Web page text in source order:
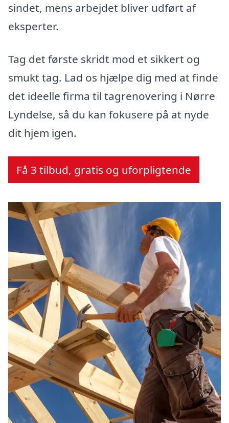
sindet, mens arbejdet bliver udført af
eksperter.
Tag det første skridt mod et sikkert og
smukt tag. Lad os hjælpe dig med at finde
det ideelle firma til tagrenovering i Nørre
Lyndelse, så du kan fokusere på at nyde
dit hjem igen.
Få 3 tilbud, gratis og uforpligtende